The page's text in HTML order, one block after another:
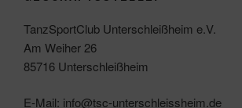
TanzSportClub Unterschleißheim e.V.
Am Weiher 26
85716 Unterschleißheim
E-Mail: info@tsc-unterschleissheim.de